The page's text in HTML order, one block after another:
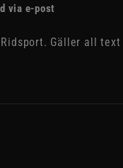
via e-post
Gäller all text